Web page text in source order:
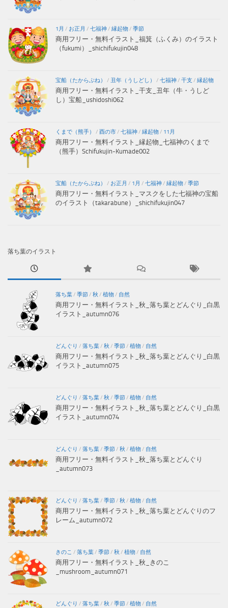
1月 / お正月 / 七福神 / 縁起物 / 季節
商用フリー・無料イラスト_福箕（ふくみ）のイラスト
（fukumi）_shichifukujin048
宝船（たからぶね） / 丑年（うしどし） / 七福神 / 干支 / 縁起物
商用フリー・無料イラスト_干支_丑年（牛・うしど
し）宝船_ushidoshi062
くまで（熊手） / 酉の市 / 七福神 / 縁起物 / 11月
商用フリー・無料イラスト_縁起物_七福神のくまで
（熊手）Schifukujin-Kumade002
宝船（たからぶね） / お正月 / 1月 / 七福神 / 縁起物 / 季節
商用フリー・無料イラスト_マスクをした七福神の宝船
のイラスト（takarabune）_shichifukujin047
落ち葉のイラスト
落ち葉 / 季節 / 秋 / 植物 / 自然
商用フリー・無料イラスト_秋_落ち葉とどんぐり_白黒
イラスト_autumn076
どんぐり / 落ち葉 / 秋 / 季節 / 植物 / 自然
商用フリー・無料イラスト_秋_落ち葉とどんぐり_白黒
イラスト_autumn075
どんぐり / 落ち葉 / 秋 / 季節 / 植物 / 自然
商用フリー・無料イラスト_秋_落ち葉とどんぐり_白黒
イラスト_autumn074
どんぐり / 落ち葉 / 季節 / 秋 / 植物 / 自然
商用フリー・無料イラスト_秋_落ち葉とどんぐり
_autumn073
どんぐり / 落ち葉 / 季節 / 秋 / 植物 / 自然
商用フリー・無料イラスト_秋_落ち葉とどんぐりのフ
レーム_autumn072
きのこ / 落ち葉 / 季節 / 秋 / 植物 / 自然
商用フリー・無料イラスト_秋_きのこ
_mushroom_autumn071
どんぐり / 落ち葉 / 秋 / 季節 / 植物 / 自然